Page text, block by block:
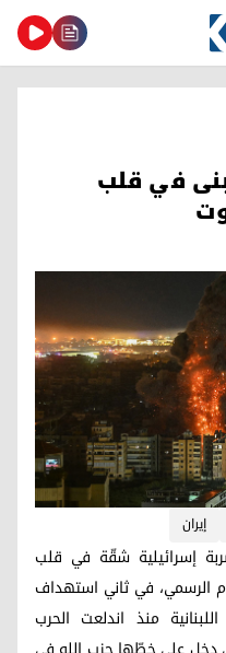
في قلب
إيران
ضربة إسرائيلية شقّة في قلب
الرسمي، في ثاني استهداف
منذ اندلعت الحرب